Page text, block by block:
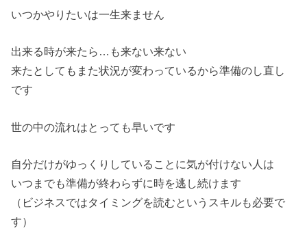
いつかやりたいは一生来ません
出来る時が来たら…も来ない来ない
来たとしてもまた状況が変わっているから準備のし直し
です
世の中の流れはとっても早いです
自分だけがゆっくりしていることに気が付けない人は
いつまでも準備が終わらずに時を逃し続けます
（ビジネスではタイミングを読むというスキルも必要で
す）